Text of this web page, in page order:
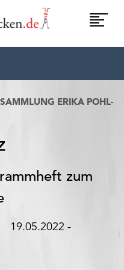
ERIKA POHL-
zum
19.05.2022 -